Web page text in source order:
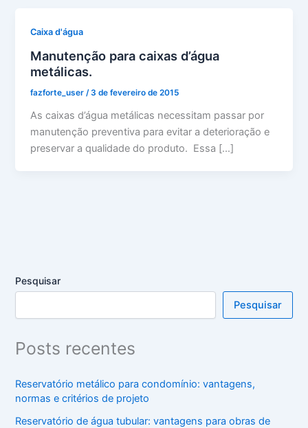
Caixa d'água
Manutenção para caixas d’água
metálicas.
fazforte_user /3 de fevereiro de 2015
As caixas d’água metálicas necessitam passar por
manutenção preventiva para evitar a deterioração e
preservar a qualidade do produto. Essa […]
Pesquisar
Pesquisar
Posts recentes
Reservatório metálico para condomínio: vantagens,
normas e critérios de projeto
Reservatório de água tubular: vantagens para obras de